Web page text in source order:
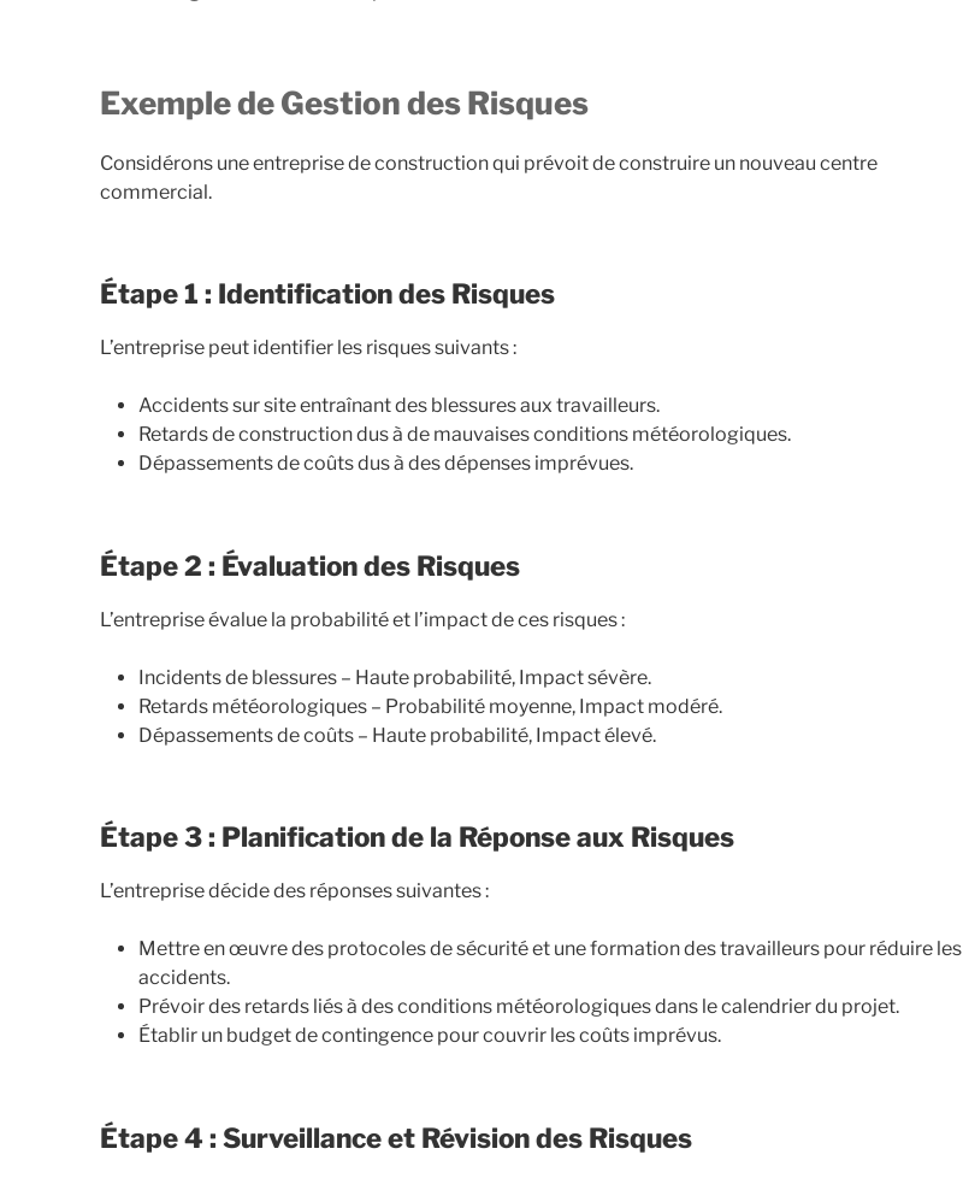
Exemple de Gestion des Risques
Considérons une entreprise de construction qui prévoit de construire un nouveau centre
commercial.
Étape 1 : Identification des Risques
L’entreprise peut identifier les risques suivants :
Accidents sur site entraînant des blessures aux travailleurs.
Retards de construction dus à de mauvaises conditions météorologiques.
Dépassements de coûts dus à des dépenses imprévues.
Étape 2 : Évaluation des Risques
L’entreprise évalue la probabilité et l’impact de ces risques :
Incidents de blessures – Haute probabilité, Impact sévère.
Retards météorologiques – Probabilité moyenne, Impact modéré.
Dépassements de coûts – Haute probabilité, Impact élevé.
Étape 3 : Planification de la Réponse aux Risques
L’entreprise décide des réponses suivantes :
Mettre en œuvre des protocoles de sécurité et une formation des travailleurs pour réduire les
accidents.
Prévoir des retards liés à des conditions météorologiques dans le calendrier du projet.
Établir un budget de contingence pour couvrir les coûts imprévus.
Étape 4 : Surveillance et Révision des Risques